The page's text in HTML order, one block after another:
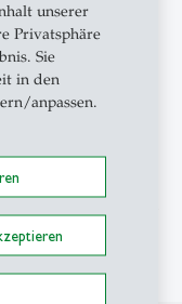
unserer
Privatsphäre
Sie
in den
anpassen.
Themen und
Die unten
HSG-
ihrer Priorität